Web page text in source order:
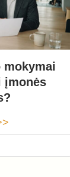
mokymai
įmonės